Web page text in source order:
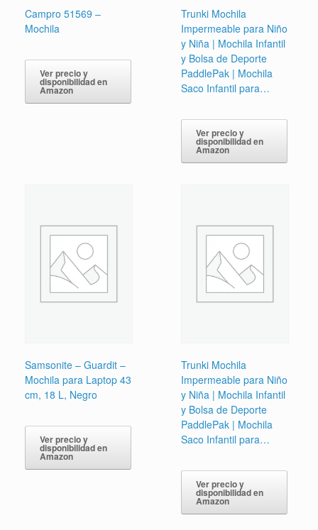
Campro 51569 –
Mochila
Ver precio y
disponibilidad en
Amazon
Trunki Mochila
Impermeable para Niño
y Niña | Mochila Infantil
y Bolsa de Deporte
PaddlePak | Mochila
Saco Infantil para…
Ver precio y
disponibilidad en
Amazon
Samsonite – Guardit –
Mochila para Laptop 43
cm, 18 L, Negro
Ver precio y
disponibilidad en
Amazon
Trunki Mochila
Impermeable para Niño
y Niña | Mochila Infantil
y Bolsa de Deporte
PaddlePak | Mochila
Saco Infantil para…
Ver precio y
disponibilidad en
Amazon